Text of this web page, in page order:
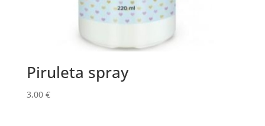
Piruleta spray
3,00 €